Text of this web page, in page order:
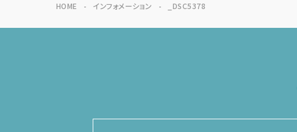
HOME インフォメーション _DSC5378